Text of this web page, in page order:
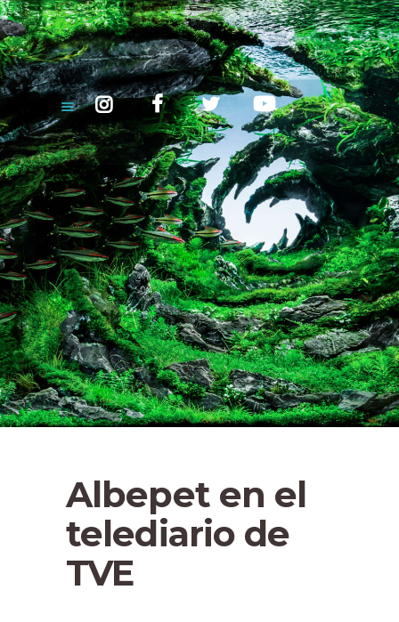
ALBEPET – PECES DE CALIDAD
Y MÁS...
venta peces mayorista
INICIO
¿QUIÉNES SOMOS?
ANIMALES Y PRODUCTOS
CONTACTO
Albepet en el
telediario de
TVE